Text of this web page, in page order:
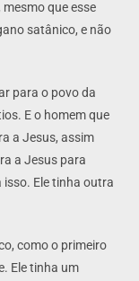
que esse
satânico, e não
para o povo da
E o homem que
a Jesus, assim
a Jesus para
isso. Ele tinha outra
como o primeiro
Ele tinha um